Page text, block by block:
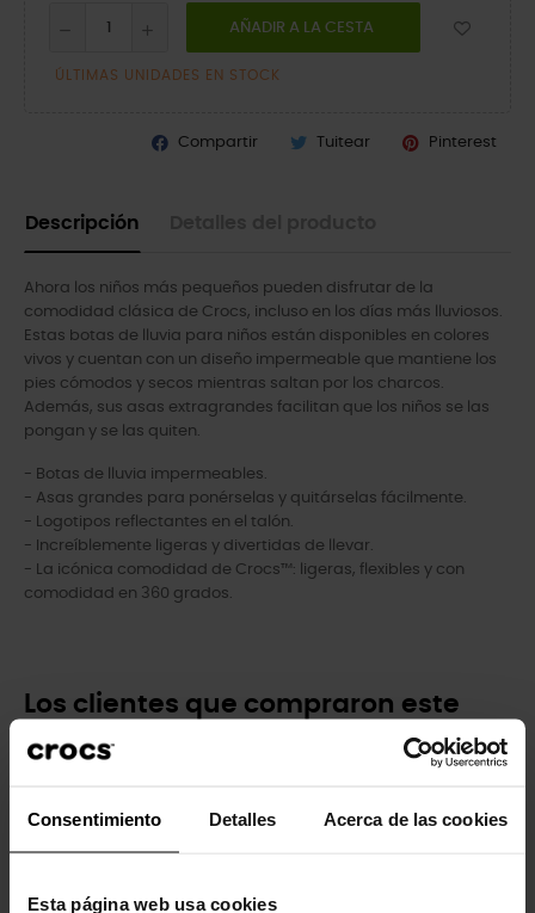
Consentimiento Detalles Acerca de las cookies
Esta página web usa cookies
AÑADIR A LA CESTA
ÚLTIMAS UNIDADES EN STOCK
Compartir Tuitear Pinterest
Descripción
Ahora los niños más pequeños pueden disfrutar de la
comodidad clásica de Crocs, incluso en los días más lluviosos.
Estas botas de lluvia para niños están disponibles en colores
vivos y cuentan con un diseño impermeable que mantiene los
pies cómodos y secos mientras saltan por los charcos.
Además, sus asas extragrandes facilitan que los niños se las
pongan y se las quiten.
- Botas de lluvia impermeables.
- Asas grandes para ponérselas y quitárselas fácilmente.
- Logotipos reflectantes en el talón.
- Increíblemente ligeras y divertidas de llevar.
- La icónica comodidad de Crocs™: ligeras, flexibles y con
comodidad en 360 grados.
Los clientes que compraron este
producto también han comprado: